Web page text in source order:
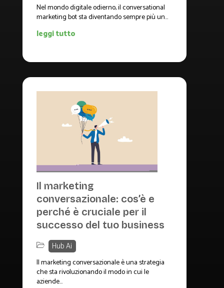
Nel mondo digitale odierno, il conversational
marketing bot sta diventando sempre più un...
leggi tutto
Il marketing
conversazionale: cos’è e
perché è cruciale per il
successo del tuo business
Hub Ai
Il marketing conversazionale è una strategia
che sta rivoluzionando il modo in cui le
aziende...